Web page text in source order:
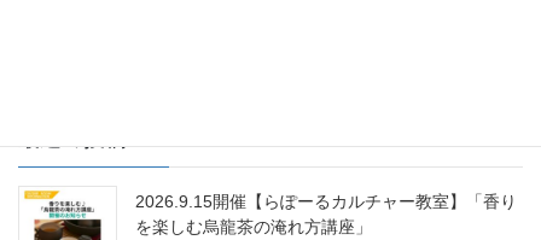
2026.9.15開催【らぽーるカルチャー教室】「香り
を楽しむ烏龍茶の淹れ方講座」